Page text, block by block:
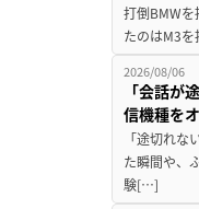
打倒BMWを
たのはM3
2026/08/06
「会話が
信機種を
「途切れ
た瞬間や、
験[…]